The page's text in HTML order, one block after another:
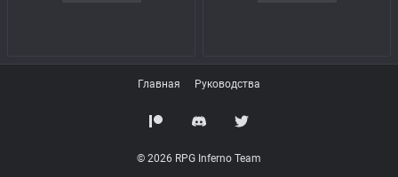
Главная Руководства
© 2026 RPG Inferno Team